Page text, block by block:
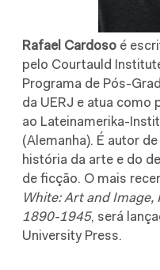
Rafael Cardoso é
pelo Courtauld
Programa de Pós-
da UERJ e atua como
ao Lateinamerika-
(Alemanha). É autor
história da arte e do
de ficção. O mais
White: Art and Image,
1890-1945, será
University Press.